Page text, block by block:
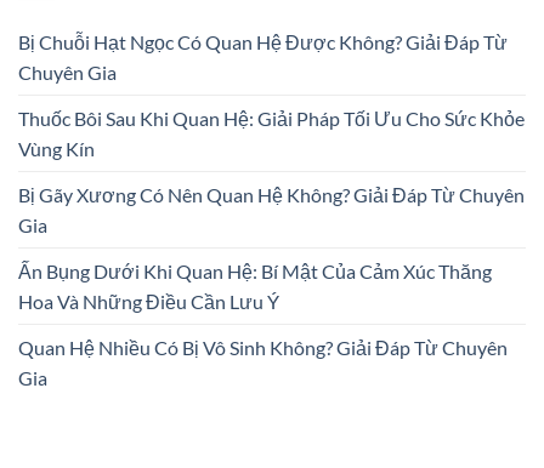
Bị Chuỗi Hạt Ngọc Có Quan Hệ Được Không? Giải Đáp Từ
Chuyên Gia
Thuốc Bôi Sau Khi Quan Hệ: Giải Pháp Tối Ưu Cho Sức Khỏe
Vùng Kín
Bị Gãy Xương Có Nên Quan Hệ Không? Giải Đáp Từ Chuyên
Gia
Ấn Bụng Dưới Khi Quan Hệ: Bí Mật Của Cảm Xúc Thăng
Hoa Và Những Điều Cần Lưu Ý
Quan Hệ Nhiều Có Bị Vô Sinh Không? Giải Đáp Từ Chuyên
Gia